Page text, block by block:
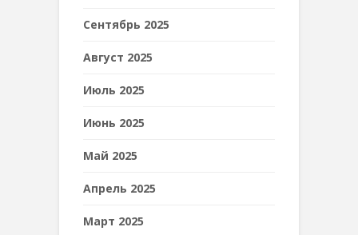
Сентябрь 2025
Август 2025
Июль 2025
Июнь 2025
Май 2025
Апрель 2025
Март 2025